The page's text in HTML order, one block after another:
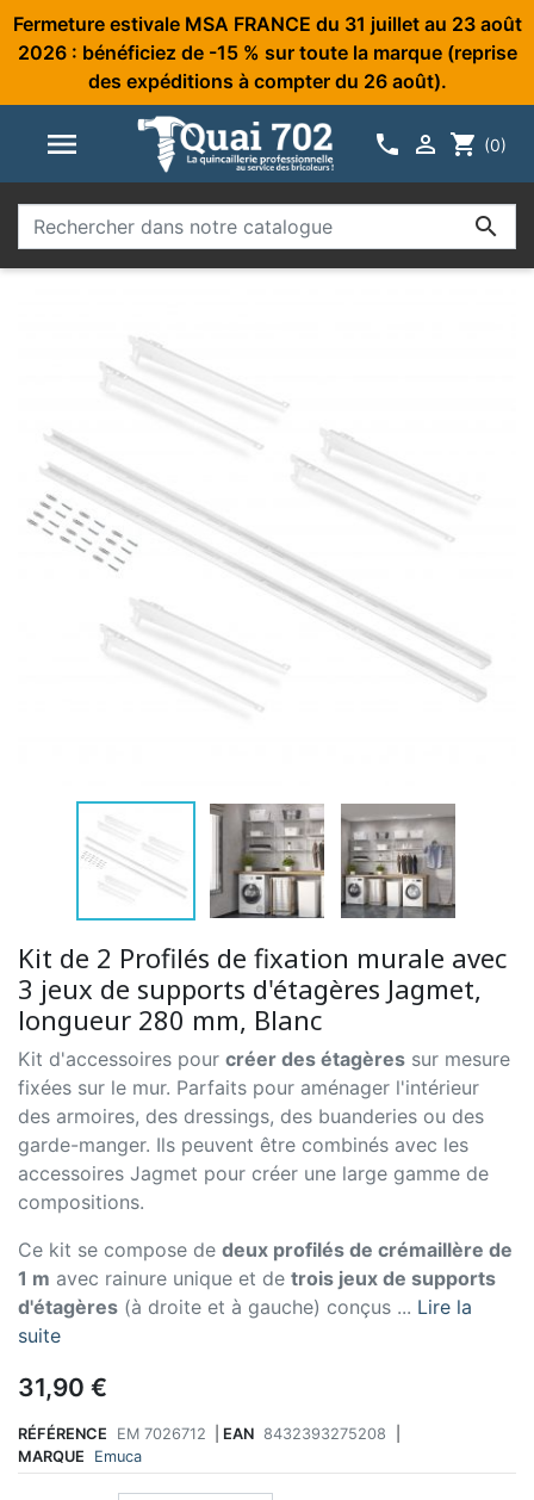
Fermeture estivale MSA FRANCE du 31 juillet au 23 août
2026 : bénéficiez de -15 % sur toute la marque (reprise
des expéditions à compter du 26 août).
   shopping_cart (0)

Kit de 2 Profilés de fixation murale avec
3 jeux de supports d'étagères Jagmet,
longueur 280 mm, Blanc
Kit d'accessoires pour créer des étagères sur mesure
fixées sur le mur. Parfaits pour aménager l'intérieur
des armoires, des dressings, des buanderies ou des
garde-manger. Ils peuvent être combinés avec les
accessoires Jagmet pour créer une large gamme de
compositions.
Ce kit se compose de deux profilés de crémaillère de
1 m avec rainure unique et de trois jeux de supports
d'étagères (à droite et à gauche) conçus ... Lire la
suite
31,90 €
RÉFÉRENCE EM 7026712 EAN 8432393275208
MARQUE
Emuca